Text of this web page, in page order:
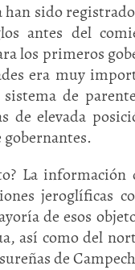
sido
antes del
los primeros
era muy
de
de elevada
La
jeroglíficas
de esos
así como del
de